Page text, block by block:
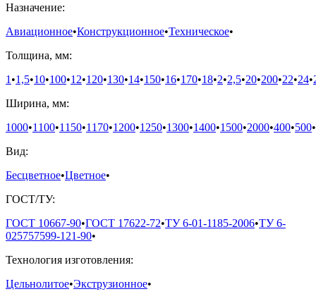
Назначение:
Авиационное•Конструкционное•Техническое•
Толщина, мм:
1•1,5•10•100•12•120•130•14•150•16•170•18•2•2,5•20•200•22•24•
Ширина, мм:
1000•1100•1150•1170•1200•1250•1300•1400•1500•2000•400•500•
Вид:
Бесцветное•Цветное•
ГОСТ/ТУ:
ГОСТ 10667-90•ГОСТ 17622-72•ТУ 6-01-1185-2006•ТУ 6-
025757599-121-90•
Технология изготовления:
Цельнолитое•Экструзионное•